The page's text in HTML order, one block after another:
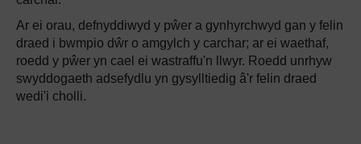
Ar ei orau, defnyddiwyd y pŵer a gynhyrchwyd gan y felin
draed i bwmpio dŵr o amgylch y carchar; ar ei waethaf,
roedd y pŵer yn cael ei wastraffu'n llwyr. Roedd unrhyw
swyddogaeth adsefydlu yn gysylltiedig â'r felin draed
wedi'i cholli.